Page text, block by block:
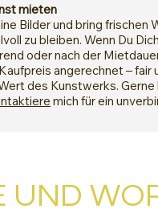
mieten
Bilder und bring frischen
zu bleiben. Wenn Du
oder nach der
angerechnet – fair
des Kunstwerks. Gerne
mich für ein
UND